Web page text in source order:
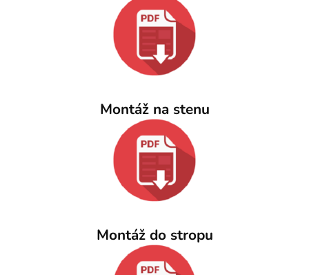
Montáž na stenu
Montáž do stropu